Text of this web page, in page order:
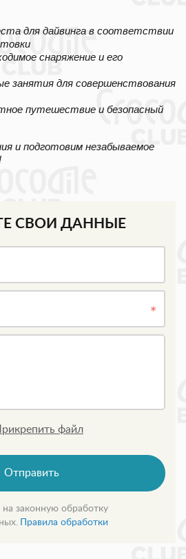
для дайвинга в соответствии
снаряжение и его
занятия для совершенствования
путешествие и безопасный
и подготовим незабываемое
СВОИ ДАННЫЕ
Прикрепить файл
Отправить
законную обработку
Правила обработки